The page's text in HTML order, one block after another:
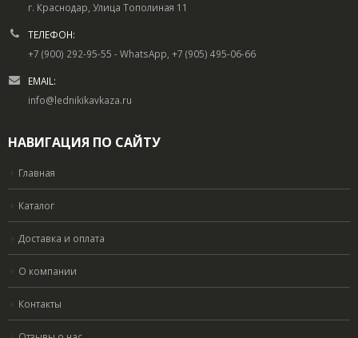
г. Краснодар, Улица Тополиная 11
ТЕЛЕФОН:
+7 (900) 292-95-55 - WhatsApp, +7 (905) 495-06-66
EMAIL:
info@lednikikavkaza.ru
НАВИГАЦИЯ ПО САЙТУ
Главная
Каталог
Доставка и оплата
О компании
Контакты